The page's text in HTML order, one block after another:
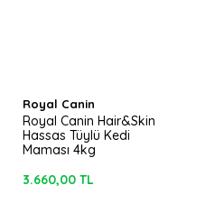
Royal Canin
Royal Canin Hair&Skin
Hassas Tüylü Kedi
Maması 4kg
3.660,00 TL